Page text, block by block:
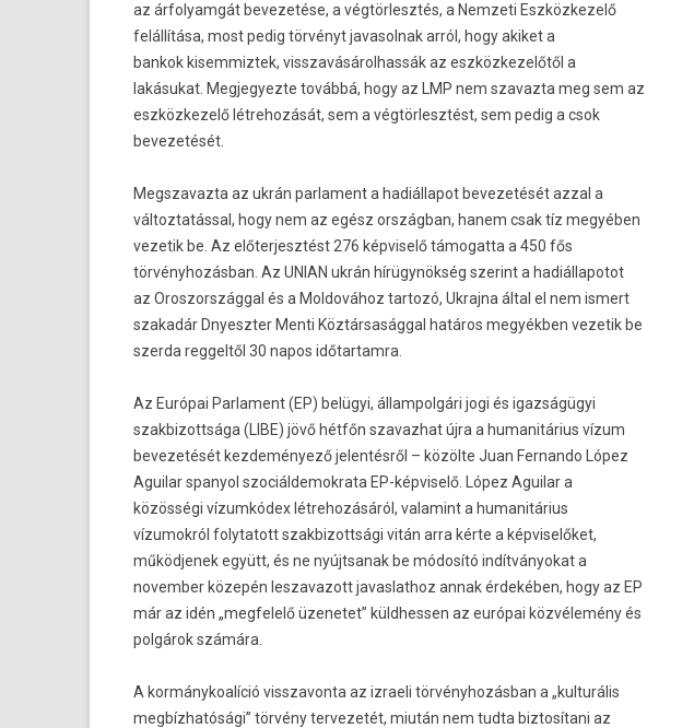
az árfolyam­gát be­vezetése, a vég­törlesztés, a Nem­zeti Eszköz­kezelő
felállítása, most pedig törvényt javasol­nak arról, hogy akiket a
ban­kok kisem­miztek, visszavásárol­hassák az eszköz­kezelőtől a
lakásukat. Meg­jegyez­te továbbá, hogy az LMP nem szavaz­ta meg sem az
eszköz­kezelő lét­rehozását, sem a vég­törlesztést, sem pedig a csok
be­vezetését.
Megszavaz­ta az ukrán par­la­ment a hadiál­lapot be­vezetését azzal a
vál­toztatáss­al, hogy nem az egész országban, hanem csak tíz megyében
vezetik be. Az előter­jesztést 276 kép­viselő támogat­ta a 450 fős
törvényhozásban. Az UNIAN ukrán hírügynökség szerint a hadiál­lapotot
az Oros­zországg­al és a Mol­dovához tar­tozó, Uk­rajna által el nem is­mert
szakadár Dnyeszt­er Menti Köztársasággal határos megyékben vezetik be
szer­da re­ggel­től 30 napos időtar­tamra.
Az Európai Par­la­ment (EP) belügyi, állam­polgári jogi és igazságügyi
szak­bizottsága (LIBE) jövő hétfőn szavaz­hat újra a humanitárius vízum
be­vezetését kez­deményező jelen­tésről – közölte Juan Fer­nando López
Aguilar spanyol szociál­demok­rata EP-képviselő. López Aguilar a
közösségi vízumkódex lét­rehozásáról, valamint a humanitárius
vízumok­ról folytatott szak­bizottsági vitán arra kérte a kép­viselőket,
működ­jenek együtt, és ne nyújtsanak be módosító in­dít­ványokat a
novemb­er közepén les­zavazott javas­lathoz annak érdekében, hogy az EP
már az idén „meg­felelő üzenetet” küldhess­en az európai közvélemény és
polgárok számára.
A kor­mánykoalíció visszavon­ta az iz­raeli törvényhozásban a „kul­turális
megbízhatósági” törvény ter­vezetét, miután nem tudta bi­ztosítani az